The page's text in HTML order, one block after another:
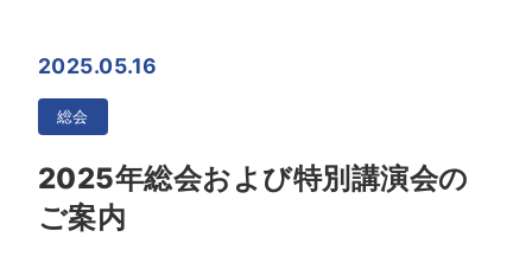
2025.05.16
総会
2025年総会および特別講演会の
ご案内